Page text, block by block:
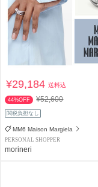
¥29,184送料込
44%OFF ¥52,600
関税負担なし
MM6 Maison Margiela
PERSONAL SHOPPER
morineri